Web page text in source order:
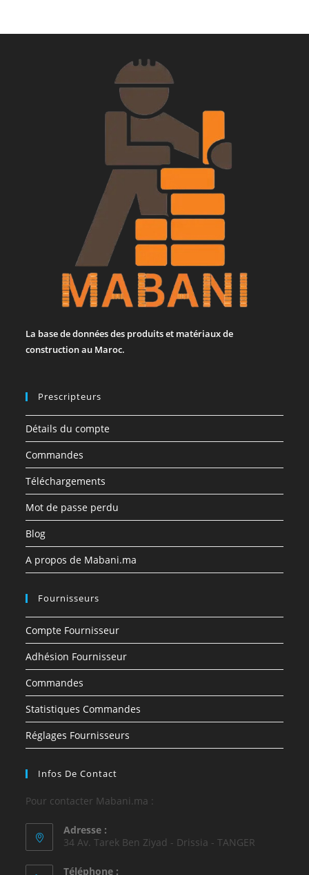
La base de données des produits et matériaux de
construction au Maroc.
Prescripteurs
Détails du compte
Commandes
Téléchargements
Mot de passe perdu
Blog
A propos de Mabani.ma
Fournisseurs
Compte Fournisseur
Adhésion Fournisseur
Commandes
Statistiques Commandes
Réglages Fournisseurs
Infos De Contact
Pour contacter Mabani.ma :
Adresse :
34 Av. Tarek Ben Ziyad - Drissia - TANGER
Téléphone :